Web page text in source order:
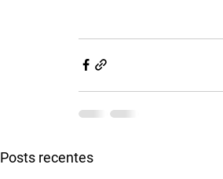
Posts recentes